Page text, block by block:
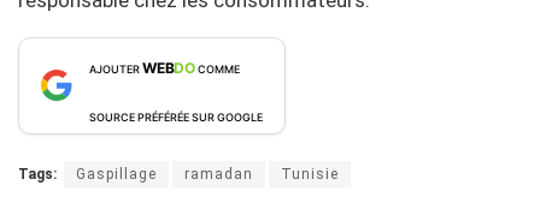
AJOUTERWEBDOCOMME
SOURCE PRÉFÉRÉE SUR GOOGLE
Tags: Gaspillage ramadan Tunisie